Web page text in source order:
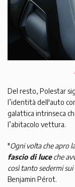
Del resto, Polestar
l’identità dell'auto
galattica intrinseca
l’abitacolo vettura.
"Ogni volta che apro
fascio di luceche
così tanto sedermi sui
Benjamin Pérot.